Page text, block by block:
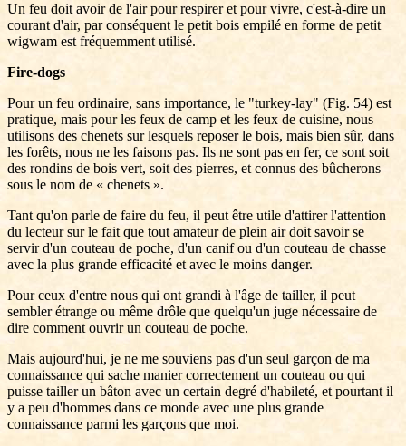
Un feu doit avoir de l'air pour respirer et pour vivre, c'est-à-dire un
courant d'air, par conséquent le petit bois empilé en forme de petit
wigwam est fréquemment utilisé.
Fire-dogs
Pour un feu ordinaire, sans importance, le "turkey-lay" (Fig. 54) est
pratique, mais pour les feux de camp et les feux de cuisine, nous
utilisons des chenets sur lesquels reposer le bois, mais bien sûr, dans
les forêts, nous ne les faisons pas. Ils ne sont pas en fer, ce sont soit
des rondins de bois vert, soit des pierres, et connus des bûcherons
sous le nom de « chenets ».
Tant qu'on parle de faire du feu, il peut être utile d'attirer l'attention
du lecteur sur le fait que tout amateur de plein air doit savoir se
servir d'un couteau de poche, d'un canif ou d'un couteau de chasse
avec la plus grande efficacité et avec le moins danger.
Pour ceux d'entre nous qui ont grandi à l'âge de tailler, il peut
sembler étrange ou même drôle que quelqu'un juge nécessaire de
dire comment ouvrir un couteau de poche.
Mais aujourd'hui, je ne me souviens pas d'un seul garçon de ma
connaissance qui sache manier correctement un couteau ou qui
puisse tailler un bâton avec un certain degré d'habileté, et pourtant il
y a peu d'hommes dans ce monde avec une plus grande
connaissance parmi les garçons que moi.